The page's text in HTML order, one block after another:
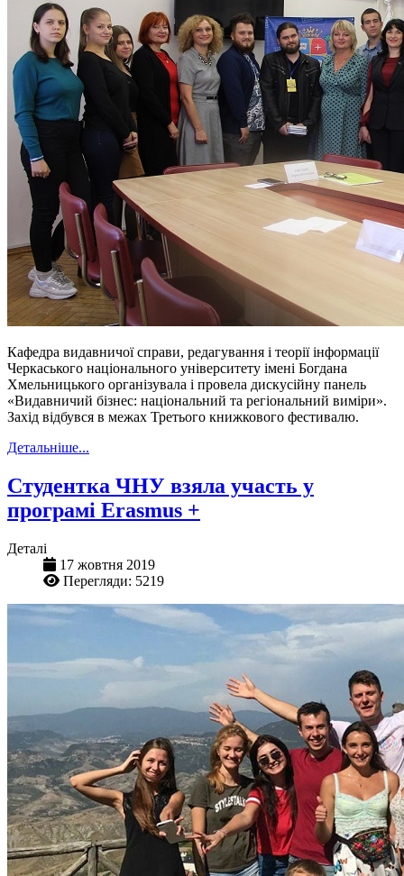
Кафедра видавничої справи, редагування і теорії інформації
Черкаського національного університету імені Богдана
Хмельницького організувала і провела дискусійну панель
«Видавничий бізнес: національний та регіональний виміри».
Захід відбувся в межах Третього книжкового фестивалю.
Детальніше...
Студентка ЧНУ взяла участь у
програмі Erasmus +
Деталі
17 жовтня 2019
Перегляди: 5219